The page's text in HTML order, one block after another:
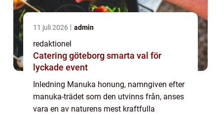
11 juli 2026 admin
redaktionel
Catering göteborg smarta val för
lyckade event
Inledning Manuka honung, namngiven efter
manuka-trädet som den utvinns från, anses
vara en av naturens mest kraftfulla